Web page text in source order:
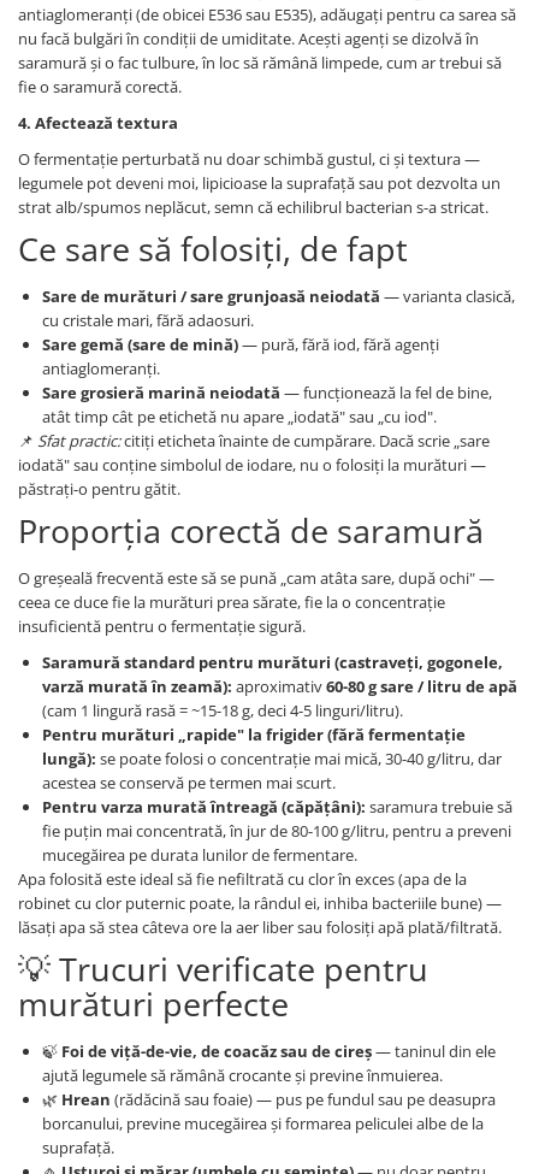
antiaglomeranți (de obicei E536 sau E535), adăugați pentru ca sarea să
nu facă bulgări în condiții de umiditate. Acești agenți se dizolvă în
saramură și o fac tulbure, în loc să rămână limpede, cum ar trebui să
fie o saramură corectă.
4. Afectează textura
O fermentație perturbată nu doar schimbă gustul, ci și textura —
legumele pot deveni moi, lipicioase la suprafață sau pot dezvolta un
strat alb/spumos neplăcut, semn că echilibrul bacterian s-a stricat.
Ce sare să folosiți, de fapt
Sare de murături / sare grunjoasă neiodată — varianta clasică,
cu cristale mari, fără adaosuri.
Sare gemă (sare de mină)— pură, fără iod, fără agenți
antiaglomeranți.
Sare grosieră marină neiodată — funcționează la fel de bine,
atât timp cât pe etichetă nu apare „iodată" sau „cu iod".
📌 Sfat practic:citiți eticheta înainte de cumpărare. Dacă scrie „sare
iodată" sau conține simbolul de iodare, nu o folosiți la murături —
păstrați-o pentru gătit.
Proporția corectă de saramură
O greșeală frecventă este să se pună „cam atâta sare, după ochi" —
ceea ce duce fie la murături prea sărate, fie la o concentrație
insuficientă pentru o fermentație sigură.
Saramură standard pentru murături (castraveți, gogonele,
varză murată în zeamă): aproximativ60-80 g sare / litru de apă
(cam 1 lingură rasă = ~15-18 g, deci 4-5 linguri/litru).
Pentru murături „rapide" la frigider (fără fermentație
lungă): se poate folosi o concentrație mai mică, 30-40 g/litru, dar
acestea se conservă pe termen mai scurt.
Pentru varza murată întreagă (căpățâni): saramura trebuie să
fie puțin mai concentrată, în jur de 80-100 g/litru, pentru a preveni
mucegăirea pe durata lunilor de fermentare.
Apa folosită este ideal să fie nefiltrată cu clor în exces (apa de la
robinet cu clor puternic poate, la rândul ei, inhiba bacteriile bune) —
lăsați apa să stea câteva ore la aer liber sau folosiți apă plată/filtrată.
💡 Trucuri verificate pentru
murături perfecte
🍃 Foi de viță-de-vie, de coacăz sau de cireș— taninul din ele
ajută legumele să rămână crocante și previne înmuierea.
🌿 Hrean (rădăcină sau foaie) — pus pe fundul sau pe deasupra
borcanului, previne mucegăirea și formarea peliculei albe de la
suprafață.